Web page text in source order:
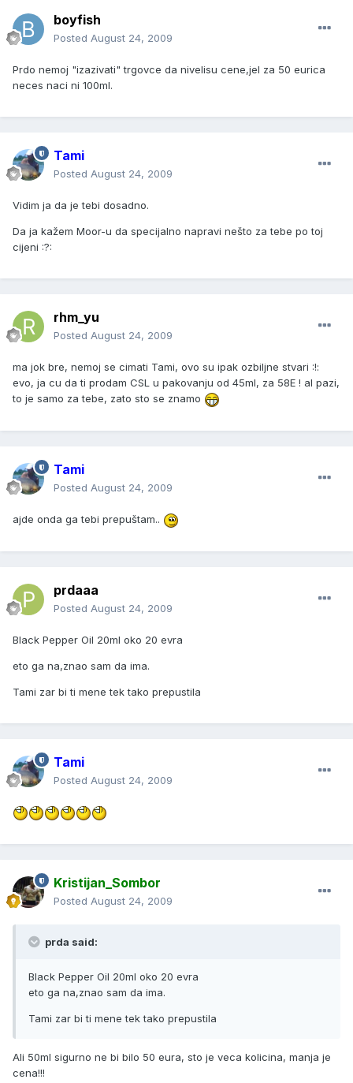
boyfish
Posted August 24, 2009
Prdo nemoj "izazivati" trgovce da nivelisu cene,jel za 50 eurica
neces naci ni 100ml.
Tami
Posted August 24, 2009
Vidim ja da je tebi dosadno.
Da ja kažem Moor-u da specijalno napravi nešto za tebe po toj
cijeni :?:
rhm_yu
Posted August 24, 2009
ma jok bre, nemoj se cimati Tami, ovo su ipak ozbiljne stvari :!:
evo, ja cu da ti prodam CSL u pakovanju od 45ml, za 58E ! al pazi,
to je samo za tebe, zato sto se znamo
Tami
Posted August 24, 2009
ajde onda ga tebi prepuštam..
prdaaa
Posted August 24, 2009
Black Pepper Oil 20ml oko 20 evra
eto ga na,znao sam da ima.
Tami zar bi ti mene tek tako prepustila
Tami
Posted August 24, 2009
Kristijan_Sombor
Posted August 24, 2009
prda said:
Black Pepper Oil 20ml oko 20 evra
eto ga na,znao sam da ima.
Tami zar bi ti mene tek tako prepustila
Ali 50ml sigurno ne bi bilo 50 eura, sto je veca kolicina, manja je
cena!!!